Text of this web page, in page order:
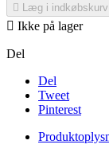
 Læg i indkøbskurv
 Ikke på lager
Del
Del
Tweet
Pinterest